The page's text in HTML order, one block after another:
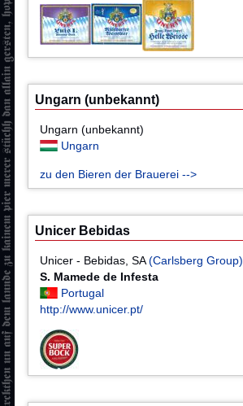
Ungarn (unbekannt)
Ungarn (unbekannt)
Ungarn
zu den Bieren der Brauerei -->
Unicer Bebidas
Unicer - Bebidas, SA(Carlsberg Group)
S. Mamede de Infesta
Portugal
http://www.unicer.pt/